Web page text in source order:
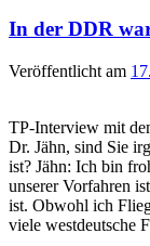
In der DDR
Veröffentlicht am
TP-Interview mit
Dr. Jähn, sind Sie
ist? Jähn: Ich bin
unserer Vorfahren
ist. Obwohl ich
viele westdeutsche